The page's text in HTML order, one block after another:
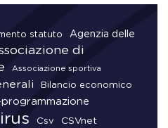
statuto
Agenzia delle
di
Associazione sportiva
Bilancio economico
Csv CSVnet